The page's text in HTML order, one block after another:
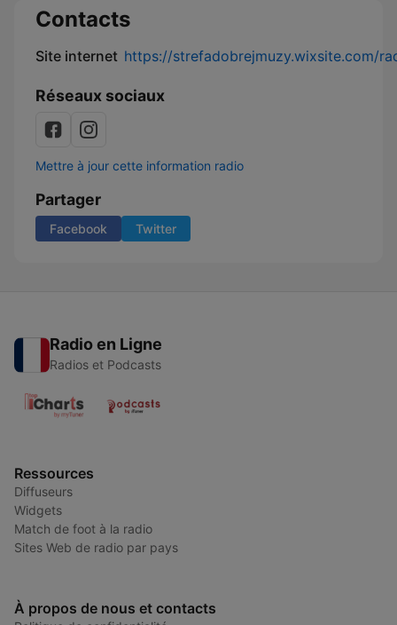
Contacts
Site internet https://strefadobrejmuzy.wixsite.com/
Réseaux sociaux
Mettre à jour cette information radio
Partager
Facebook Twitter
Radio en Ligne
Radios et Podcasts
Ressources
Diffuseurs
Widgets
Match de foot à la radio
Sites Web de radio par pays
À propos de nous et contacts